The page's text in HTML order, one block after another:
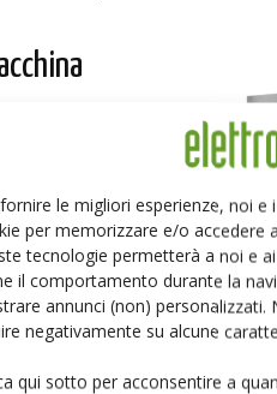
le migliori esperienze, noi
per memorizzare e/o accedere
tecnologie permetterà a noi e
il comportamento durante la
annunci (non)
negativamente su alcune
qui sotto per acconsentire a
AXI-
far parte
il conteggio
essere
è una